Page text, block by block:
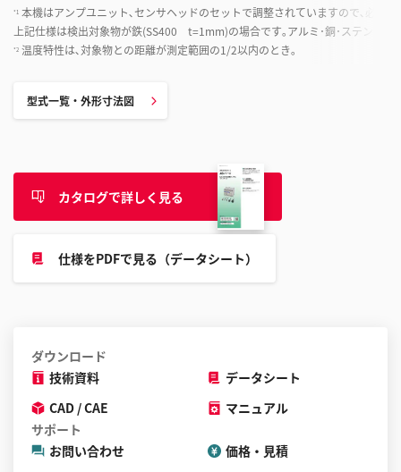
*1 本機はアンプユニット､センサヘッドのセットで調整されていますので､必ず
上記仕様は検出対象物が鉄(SS400 t=1mm)の場合です｡アルミ･銅･ステンレス
*2 温度特性は､対象物との距離が測定範囲の1/2以内のとき｡
型式一覧・外形寸法図
カタログで詳しく見る
仕様をPDFで見る（データシート）
ダウンロード
技術資料
データシート
CAD / CAE
マニュアル
サポート
お問い合わせ
価格・見積